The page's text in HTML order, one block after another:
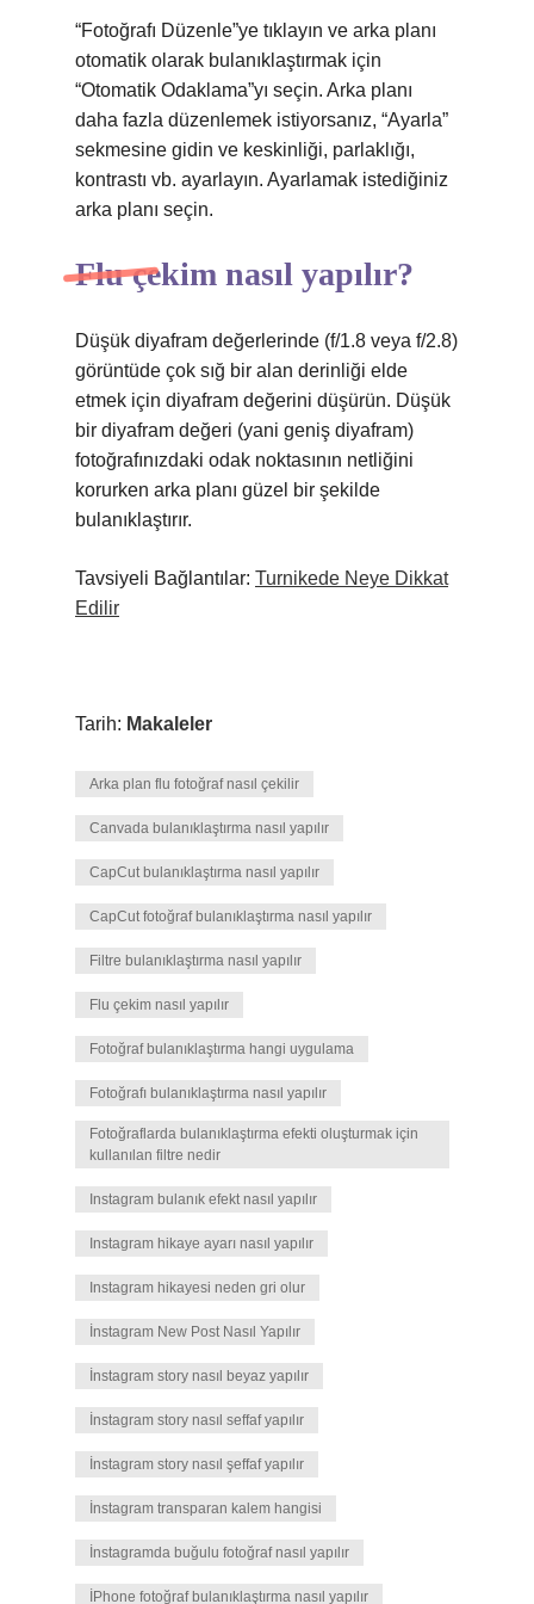
“Fotoğrafı Düzenle”ye tıklayın ve arka planı
otomatik olarak bulanıklaştırmak için
“Otomatik Odaklama”yı seçin. Arka planı
daha fazla düzenlemek istiyorsanız, “Ayarla”
sekmesine gidin ve keskinliği, parlaklığı,
kontrastı vb. ayarlayın. Ayarlamak istediğiniz
arka planı seçin.
Flu çekim nasıl yapılır?
Düşük diyafram değerlerinde (f/1.8 veya f/2.8)
görüntüde çok sığ bir alan derinliği elde
etmek için diyafram değerini düşürün. Düşük
bir diyafram değeri (yani geniş diyafram)
fotoğrafınızdaki odak noktasının netliğini
korurken arka planı güzel bir şekilde
bulanıklaştırır.
Tavsiyeli Bağlantılar: Turnikede Neye Dikkat
Edilir
Tarih: Makaleler
Arka plan flu fotoğraf nasıl çekilir
Canvada bulanıklaştırma nasıl yapılır
CapCut bulanıklaştırma nasıl yapılır
CapCut fotoğraf bulanıklaştırma nasıl yapılır
Filtre bulanıklaştırma nasıl yapılır
Flu çekim nasıl yapılır
Fotoğraf bulanıklaştırma hangi uygulama
Fotoğrafı bulanıklaştırma nasıl yapılır
Fotoğraflarda bulanıklaştırma efekti oluşturmak için
kullanılan filtre nedir
Instagram bulanık efekt nasıl yapılır
Instagram hikaye ayarı nasıl yapılır
Instagram hikayesi neden gri olur
İnstagram New Post Nasıl Yapılır
İnstagram story nasıl beyaz yapılır
İnstagram story nasıl seffaf yapılır
İnstagram story nasıl şeffaf yapılır
İnstagram transparan kalem hangisi
İnstagramda buğulu fotoğraf nasıl yapılır
İPhone fotoğraf bulanıklaştırma nasıl yapılır